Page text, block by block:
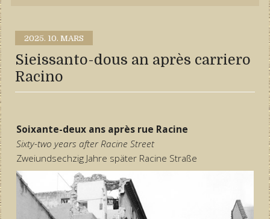
2025. 10. MARS
Sieissanto-dous an après carriero
Racino
Soixante-deux ans après rue Racine
Sixty-two years after Racine Street
Zweiundsechzig Jahre später Racine Straße